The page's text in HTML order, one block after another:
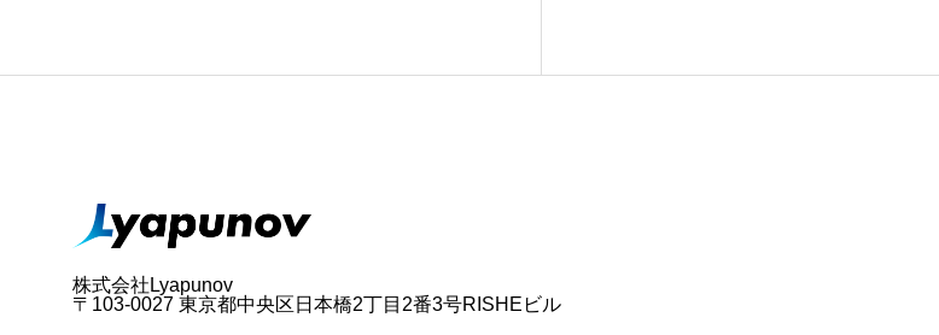
株式会社Lyapunov
〒103-0027 東京都中央区日本橋2丁目2番3号RISHEビル